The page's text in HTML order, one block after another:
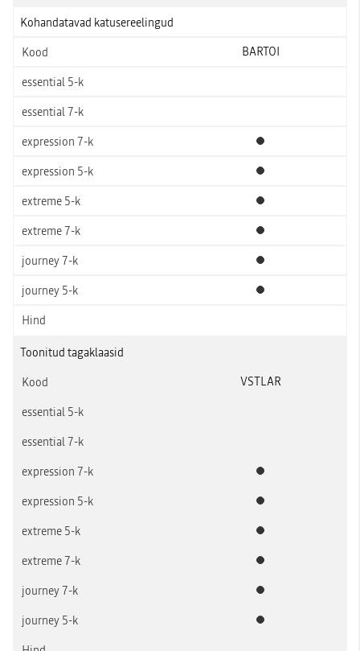
Kohandatavad katusereelingud
BARTOI
Standardvarustus
Standardvarustus
Standardvarustus
Standardvarustus
Standardvarustus
Standardvarustus
Toonitud tagaklaasid
VSTLAR
Standardvarustus
Standardvarustus
Standardvarustus
Standardvarustus
Standardvarustus
Standardvarustus